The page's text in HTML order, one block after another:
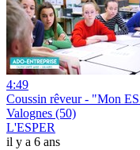
4:49
Coussin rêveur - "Mon
Valognes (50)
L'ESPER
il y a 6 ans